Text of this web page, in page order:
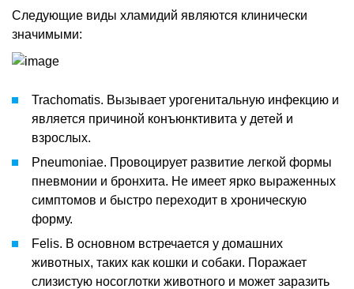
Следующие виды хламидий являются клинически
значимыми:
Trachomatis. Вызывает урогенитальную инфекцию и
является причиной конъюнктивита у детей и
взрослых.
Pneumoniae. Провоцирует развитие легкой формы
пневмонии и бронхита. Не имеет ярко выраженных
симптомов и быстро переходит в хроническую
форму.
Felis. В основном встречается у домашних
животных, таких как кошки и собаки. Поражает
слизистую носоглотки животного и может заразить